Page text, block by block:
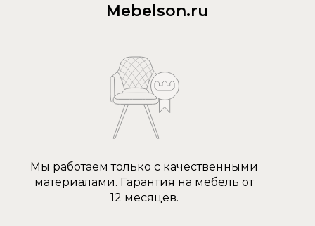
Mebelson.ru
Мы работаем только с качественными
материалами. Гарантия на мебель от
12 месяцев.